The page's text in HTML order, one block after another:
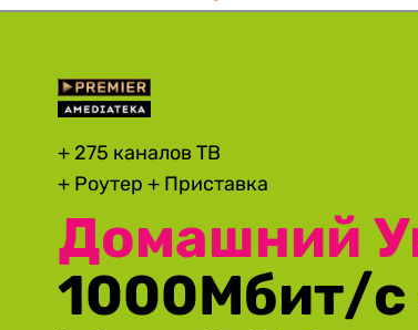
Небывалая мощь роутера BE19000
с новой частотой Wi-Fi только в G-
Скорость до
+Wi-Fi 6ГГц